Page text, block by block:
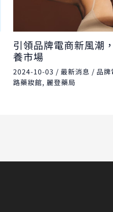
引領品牌電商新風潮
養市場
2024-10-03 / 最新消息 / 品牌
路藥妝館, 麗登藥局